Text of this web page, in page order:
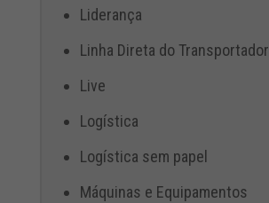
Liderança
Linha Direta do Transportador
Live
Logística
Logística sem papel
Máquinas e Equipamentos